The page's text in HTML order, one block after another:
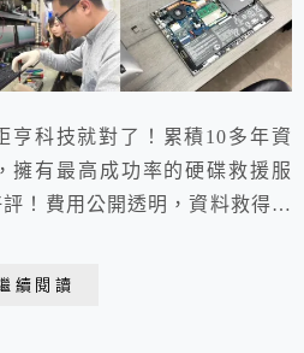
亨科技就對了！累積10多年資
擁有最高成功率的硬碟救援服
！費用公開透明，資料救得回
續閱讀